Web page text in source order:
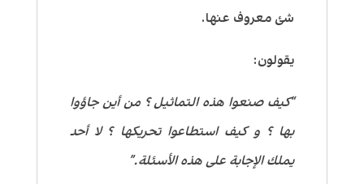
شئ معروف عنها.
يقولون:
“كيف صنعوا هذه التماثيل ؟ من أين جاؤوا
بها ؟ و كيف استطاعوا تحريكها ؟ لا أحد
يملك الإجابة على هذه الأسئلة.”